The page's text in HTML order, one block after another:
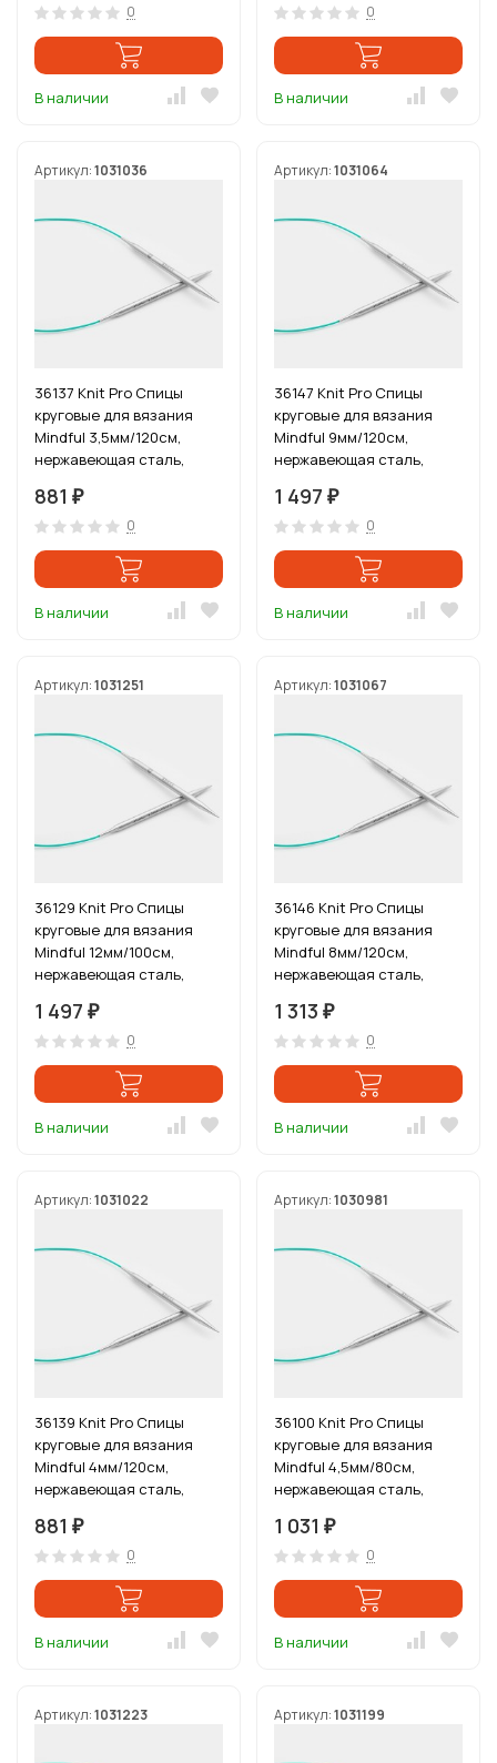
0
В наличии
0
В наличии
Артикул:1031036
36137 Knit Pro Спицы
круговые для вязания
Mindful 3,5мм/120см,
нержавеющая сталь,
881 ₽
0
В наличии
Артикул:1031064
36147 Knit Pro Спицы
круговые для вязания
Mindful 9мм/120см,
нержавеющая сталь,
1 497 ₽
0
В наличии
Артикул:1031251
36129 Knit Pro Спицы
круговые для вязания
Mindful 12мм/100см,
нержавеющая сталь,
1 497 ₽
0
В наличии
Артикул:1031067
36146 Knit Pro Спицы
круговые для вязания
Mindful 8мм/120см,
нержавеющая сталь,
1 313 ₽
0
В наличии
Артикул:1031022
36139 Knit Pro Спицы
круговые для вязания
Mindful 4мм/120см,
нержавеющая сталь,
881 ₽
0
В наличии
Артикул:1030981
36100 Knit Pro Спицы
круговые для вязания
Mindful 4,5мм/80см,
нержавеющая сталь,
1 031 ₽
0
В наличии
Артикул:1031223 Артикул:1031199